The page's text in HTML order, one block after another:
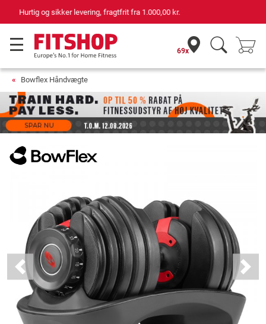
69 butikker med 75 egne servicemontører
69x
Bowflex Håndvægte
Previous Next